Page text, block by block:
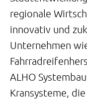
regionale
innovativ und
Unternehmen
ALHO
Kransysteme,